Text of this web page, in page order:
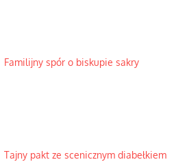
Familijny spór o biskupie sakry
Tajny pakt ze scenicznym diabełkiem